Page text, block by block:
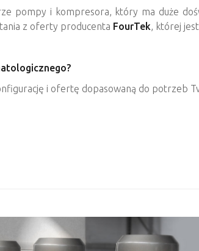
pompy i kompresora, który ma duże
z oferty producenta FourTek, której
i ofertę dopasowaną do potrzeb